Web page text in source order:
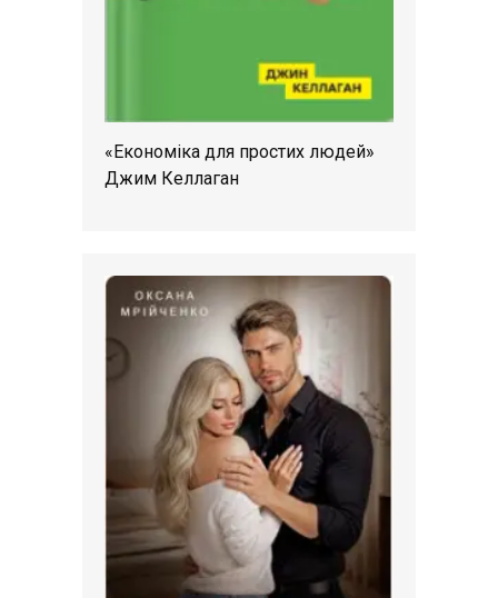
«Економіка для простих людей»
Джим Келлаган